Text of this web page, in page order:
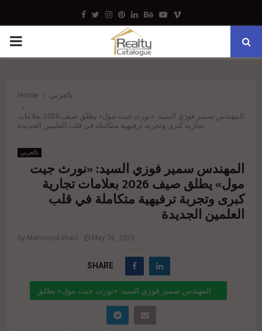
Facebook
TwitterInstagram
Pinterest
LinkedinBehance
Youtube
Vimeo
PRIMARY
Home بالعربي
المهندس سمير فوزي السيد: «نورث جيت مول» يطلق صيف 2026 بعلامات
تجارية كبرى وتجربة ترفيهية متكاملة في قلب العلمين الجديدة
بالعربي
المهندس سمير فوزي السيد: «نورث جيت
مول» يطلق صيف 2026 بعلامات تجارية
كبرى وتجربة ترفيهية متكاملة في قلب
العلمين الجديدة
by Mahmoud khalil May 26, 2026
SHARE
المهندس سمير فوزي السيد: «نورث جيت مول» يطلق
صيف 2026 بعلامات تجارية كبرى وتجربة ترفيهية